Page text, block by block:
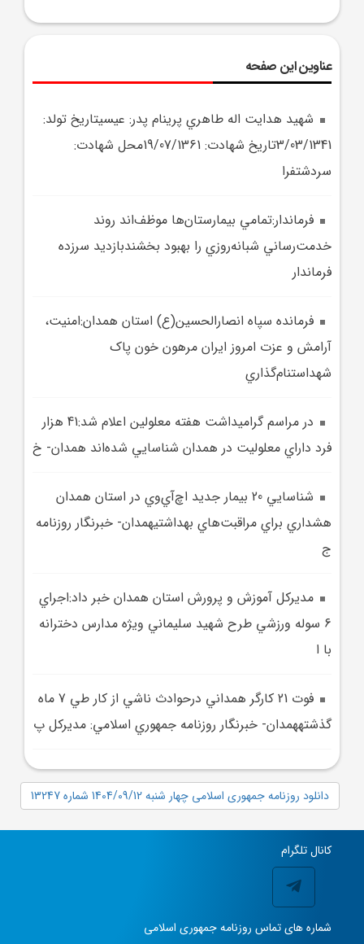
عناوین این صفحه
شهيد هدايت اله طاهري پرينام پدر: عيسيتاريخ تولد:
3/03/1341تاريخ شهادت: 19/07/1361محل شهادت:
سردشتفرا
فرماندار:تمامي بيمارستان‌ها موظف‌اند روند
خدمت‌رساني شبانه‌روزي را بهبود بخشندبازديد سرزده
فرماندار
فرمانده سپاه انصارالحسين(ع) استان همدان:امنيت،
آرامش و عزت امروز ايران مرهون خون پاک
شهداستنام‌گذاري
در مراسم گراميداشت هفته معلولين اعلام شد:41 هزار
فرد داراي معلوليت در همدان شناسايي شده‌اند همدان- خ
شناسايي 20 بيمار جديد اچ‌آي‌وي در استان همدان
هشداري براي مراقبت‌هاي بهداشتيهمدان- خبرنگار روزنامه
ج
مديرکل آموزش و پرورش استان همدان خبر داد:اجراي
6 سوله ورزشي طرح شهيد سليماني ويژه مدارس دخترانه
با ا
فوت 21 کارگر همداني درحوادث ناشي از کار طي 7 ماه
گذشتههمدان- خبرنگار روزنامه جمهوري اسلامي: مديرکل پ
دانلود روزنامه جمهوری اسلامی چهار شنبه 1404/09/12 شماره 13247
کانال تلگرام
شماره های تماس روزنامه جمهوری اسلامی